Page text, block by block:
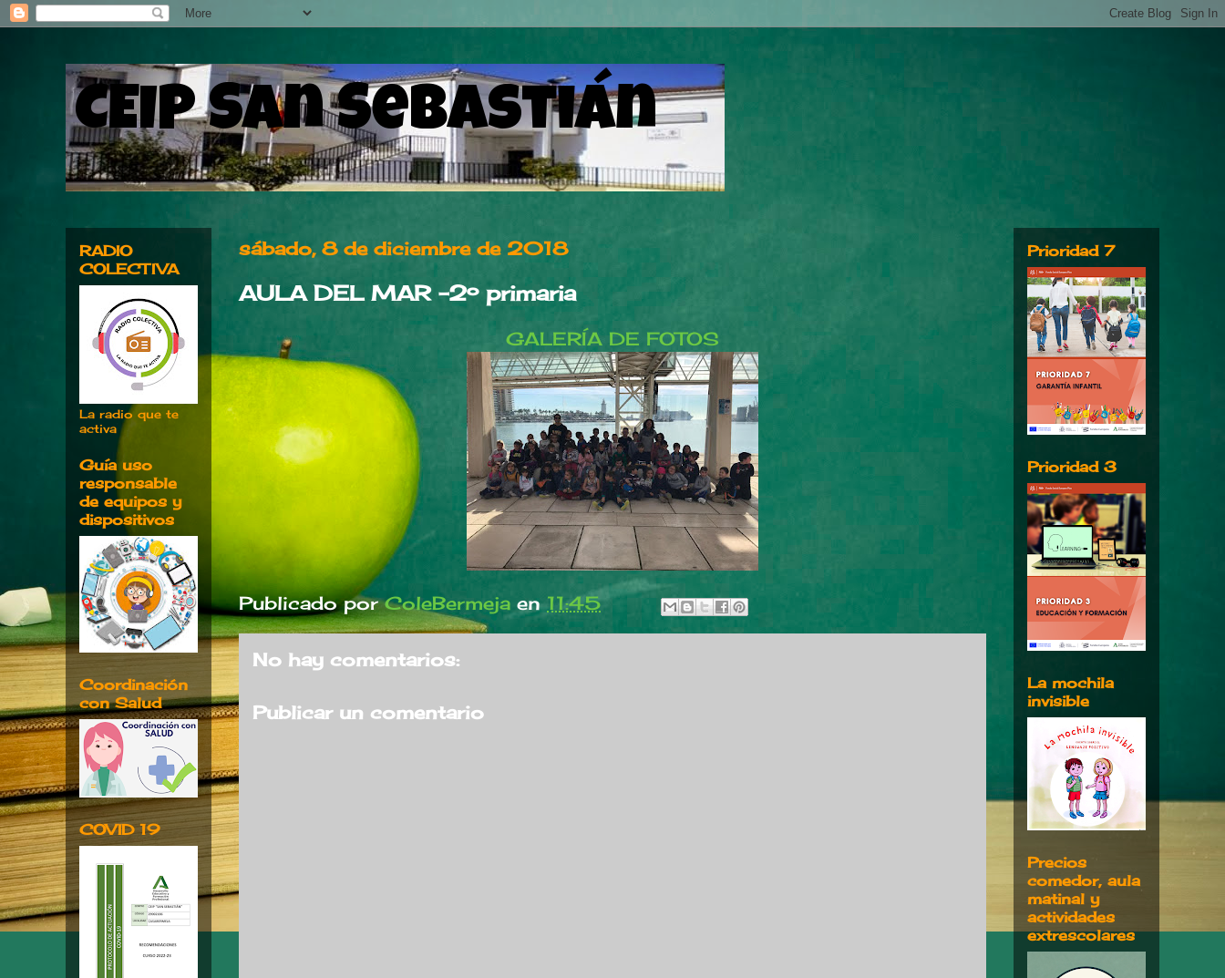
CEIP San Sebastián
sábado, 8 de diciembre de 2018
AULA DEL MAR -2º primaria
GALERÍA DE FOTOS
Publicado porColeBermeja en11:45
No hay comentarios:
Publicar un comentario
RADIO
COLECTIVA
La radio que te
activa
Guía uso
responsable
de equipos y
dispositivos
Coordinación
con Salud
COVID 19
Prioridad 7
Prioridad 3
La mochila
invisible
Precios
comedor, aula
matinal y
actividades
extrescolares